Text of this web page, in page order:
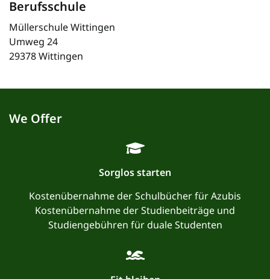
Berufsschule
Müllerschule Wittingen
Umweg 24
29378 Wittingen
We Offer
Sorglos starten
Kostenübernahme der Schulbücher für Azubis
Kostenübernahme der Studienbeiträge und
Studiengebühren für duale Studenten